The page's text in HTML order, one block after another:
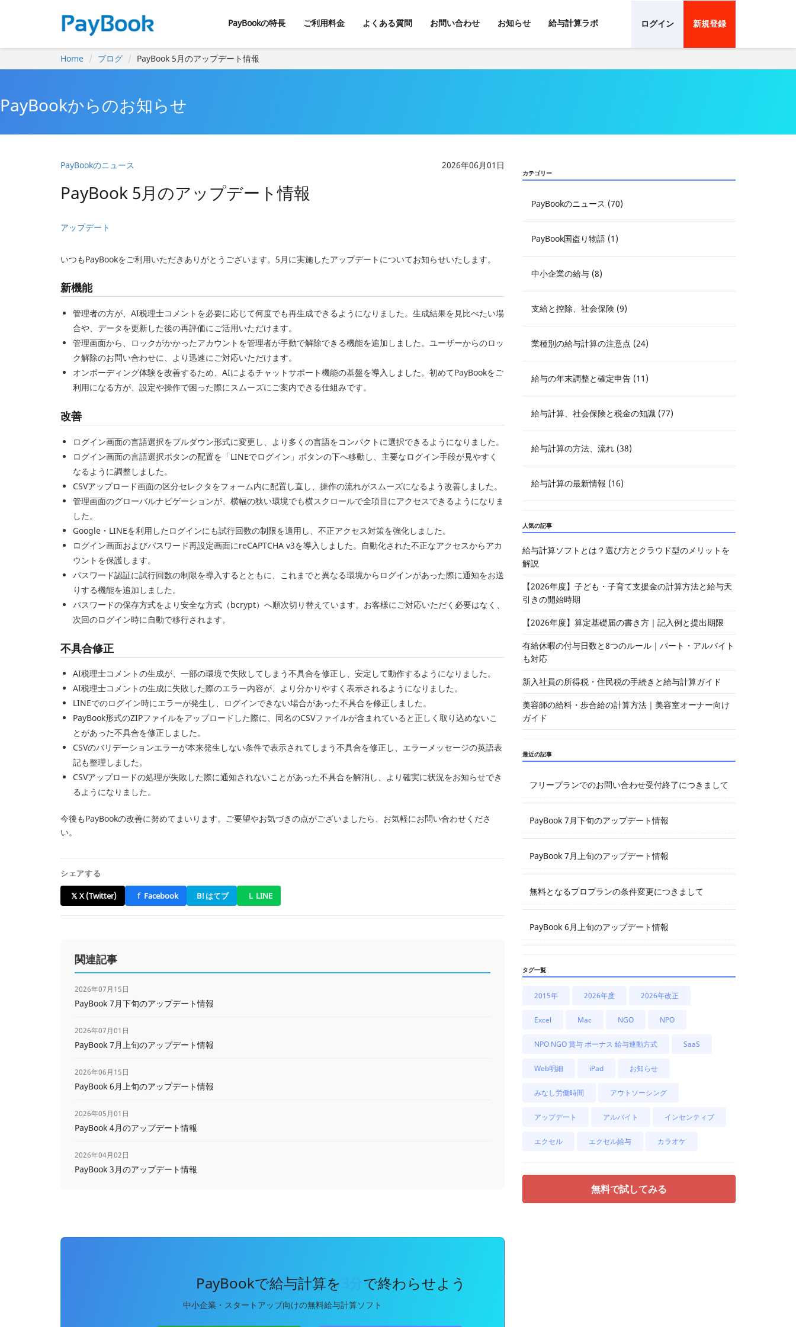
PayBookの特長 ご利用料金 よくある質問 お問い合わせ お知らせ 給与計算ラボ ログイン 新規登録
Home ブログ PayBook 5月のアップデート情報
PayBookからのお知らせ
PayBookのニュース 2026年06月01日
PayBook 5月のアップデート情報
アップデート
いつもPayBookをご利用いただきありがとうございます。5月に実施したアップデートについてお知らせいたします。
新機能
管理者の方が、AI税理士コメントを必要に応じて何度でも再生成できるようになりました。生成結果を見比べたい場
合や、データを更新した後の再評価にご活用いただけます。
管理画面から、ロックがかかったアカウントを管理者が手動で解除できる機能を追加しました。ユーザーからのロッ
ク解除のお問い合わせに、より迅速にご対応いただけます。
オンボーディング体験を改善するため、AIによるチャットサポート機能の基盤を導入しました。初めてPayBookをご
利用になる方が、設定や操作で困った際にスムーズにご案内できる仕組みです。
改善
ログイン画面の言語選択をプルダウン形式に変更し、より多くの言語をコンパクトに選択できるようになりました。
ログイン画面の言語選択ボタンの配置を「LINEでログイン」ボタンの下へ移動し、主要なログイン手段が見やすく
なるように調整しました。
CSVアップロード画面の区分セレクタをフォーム内に配置し直し、操作の流れがスムーズになるよう改善しました。
管理画面のグローバルナビゲーションが、横幅の狭い環境でも横スクロールで全項目にアクセスできるようになりま
した。
Google・LINEを利用したログインにも試行回数の制限を適用し、不正アクセス対策を強化しました。
ログイン画面およびパスワード再設定画面にreCAPTCHA v3を導入しました。自動化された不正なアクセスからアカ
ウントを保護します。
パスワード認証に試行回数の制限を導入するとともに、これまでと異なる環境からログインがあった際に通知をお送
りする機能を追加しました。
パスワードの保存方式をより安全な方式（bcrypt）へ順次切り替えています。お客様にご対応いただく必要はなく、
次回のログイン時に自動で移行されます。
不具合修正
AI税理士コメントの生成が、一部の環境で失敗してしまう不具合を修正し、安定して動作するようになりました。
AI税理士コメントの生成に失敗した際のエラー内容が、より分かりやすく表示されるようになりました。
LINEでのログイン時にエラーが発生し、ログインできない場合があった不具合を修正しました。
PayBook形式のZIPファイルをアップロードした際に、同名のCSVファイルが含まれていると正しく取り込めないこ
とがあった不具合を修正しました。
CSVのバリデーションエラーが本来発生しない条件で表示されてしまう不具合を修正し、エラーメッセージの英語表
記も整理しました。
CSVアップロードの処理が失敗した際に通知されないことがあった不具合を解消し、より確実に状況をお知らせでき
るようになりました。
今後もPayBookの改善に努めてまいります。ご要望やお気づきの点がございましたら、お気軽にお問い合わせくださ
い。
シェアする
𝕏 X (Twitter) f Facebook B! はてブ L LINE
関連記事
2026年07月15日
PayBook 7月下旬のアップデート情報
2026年07月01日
PayBook 7月上旬のアップデート情報
2026年06月15日
PayBook 6月上旬のアップデート情報
2026年05月01日
PayBook 4月のアップデート情報
2026年04月02日
PayBook 3月のアップデート情報
PayBookで給与計算を で終わらせよう
中小企業・スタートアップ向けの無料給与計算ソフト
カテゴリー
PayBookのニュース (70)
PayBook国盗り物語 (1)
中小企業の給与 (8)
支給と控除、社会保険 (9)
業種別の給与計算の注意点 (24)
給与の年末調整と確定申告 (11)
給与計算、社会保険と税金の知識 (77)
給与計算の方法、流れ (38)
給与計算の最新情報 (16)
人気の記事
給与計算ソフトとは？選び方とクラウド型のメリットを
解説
【2026年度】子ども・子育て支援金の計算方法と給与天
引きの開始時期
【2026年度】算定基礎届の書き方｜記入例と提出期限
有給休暇の付与日数と8つのルール｜パート・アルバイト
も対応
新入社員の所得税・住民税の手続きと給与計算ガイド
美容師の給料・歩合給の計算方法｜美容室オーナー向け
ガイド
最近の記事
フリープランでのお問い合わせ受付終了につきまして
PayBook 7月下旬のアップデート情報
PayBook 7月上旬のアップデート情報
無料となるプロプランの条件変更につきまして
PayBook 6月上旬のアップデート情報
タグ一覧
2015年 2026年度 2026年改正
Excel Mac NGO NPO
NPO NGO 賞与 ボーナス 給与連動方式 SaaS
Web明細 iPad お知らせ
みなし労働時間 アウトソーシング
アップデート アルバイト インセンティブ
エクセル エクセル給与 カラオケ
無料で試してみる